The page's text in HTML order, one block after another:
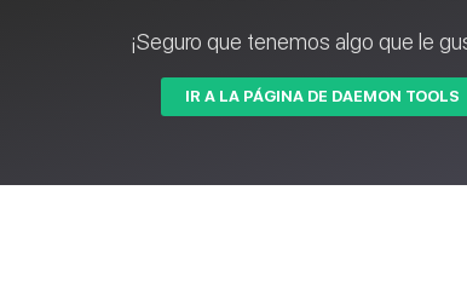
¡Seguro que tenemos algo que le
IR A LA PÁGINA DE DAEMON TOOLS